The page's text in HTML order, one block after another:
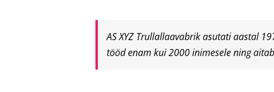
AS XYZ Trullallaavabrik asutati aastal
tööd enam kui 2000 inimesele ning